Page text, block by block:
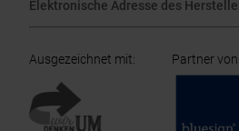
Elektronische Adresse des
Ausgezeichnet mit: Partner von